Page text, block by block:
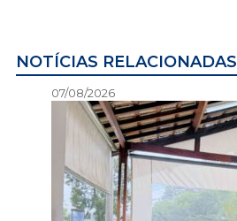
NOTÍCIAS RELACIONADAS
07/08/2026